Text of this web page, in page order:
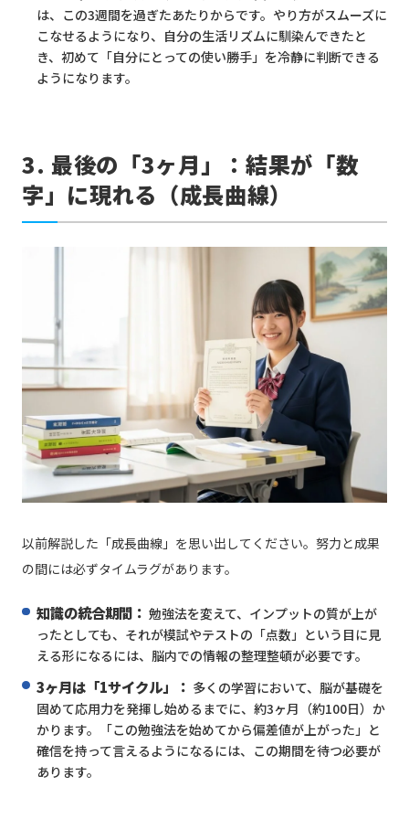
は、この3週間を過ぎたあたりからです。やり方がスムーズに
こなせるようになり、自分の生活リズムに馴染んできたと
き、初めて「自分にとっての使い勝手」を冷静に判断できる
ようになります。
3. 最後の「3ヶ月」：結果が「数
字」に現れる（成長曲線）
以前解説した「成長曲線」を思い出してください。努力と成果
の間には必ずタイムラグがあります。
知識の統合期間： 勉強法を変えて、インプットの質が上が
ったとしても、それが模試やテストの「点数」という目に見
える形になるには、脳内での情報の整理整頓が必要です。
3ヶ月は「1サイクル」： 多くの学習において、脳が基礎を
固めて応用力を発揮し始めるまでに、約3ヶ月（約100日）か
かります。「この勉強法を始めてから偏差値が上がった」と
確信を持って言えるようになるには、この期間を待つ必要が
あります。